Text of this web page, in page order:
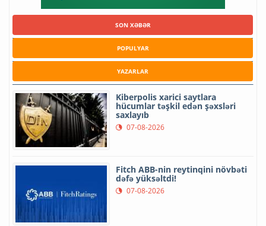
SON XƏBƏR
POPULYAR
YAZARLAR
Kiberpolis xarici saytlara
hücumlar təşkil edən şəxsləri
saxlayıb
07-08-2026
Fitch ABB-nin reytinqini növbəti
dəfə yüksəltdi!
07-08-2026